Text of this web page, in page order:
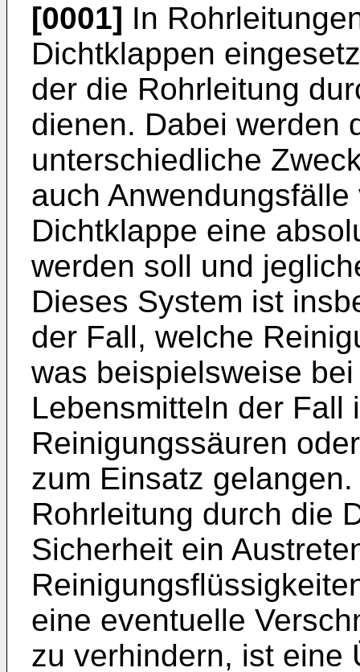
[0001] In
Dichtklappen
der die Rohrleitung
dienen. Dabei werden
unterschiedliche
auch
Dichtklappe eine
werden soll und
Dieses System ist
der Fall, welche
was beispielsweise
Lebensmitteln der Fall
Reinigungssäuren
zum Einsatz
Rohrleitung durch die
Sicherheit ein
eine eventuelle
zu verhindern, ist eine